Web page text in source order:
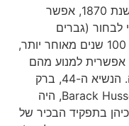
התיקון ה-15 לחוקה, שנחתם בשנת 1870, אפשר
(גברים
בלבד…), אבל עד 1965, כמעט 100 שנים מאוחר יותר,
למנוע מהם
לממש את זכותם הלכה למעשה. הנשיא ה-44, ברק
אובמהBarack Hussein Obama II (1961- ), היה
בתפקיד הבכיר של